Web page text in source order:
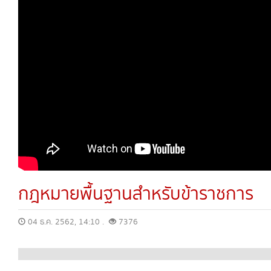
กฎหมายพื้นฐานสำหรับข้าราชการ
04 ธ.ค. 2562, 14:10 . 7376